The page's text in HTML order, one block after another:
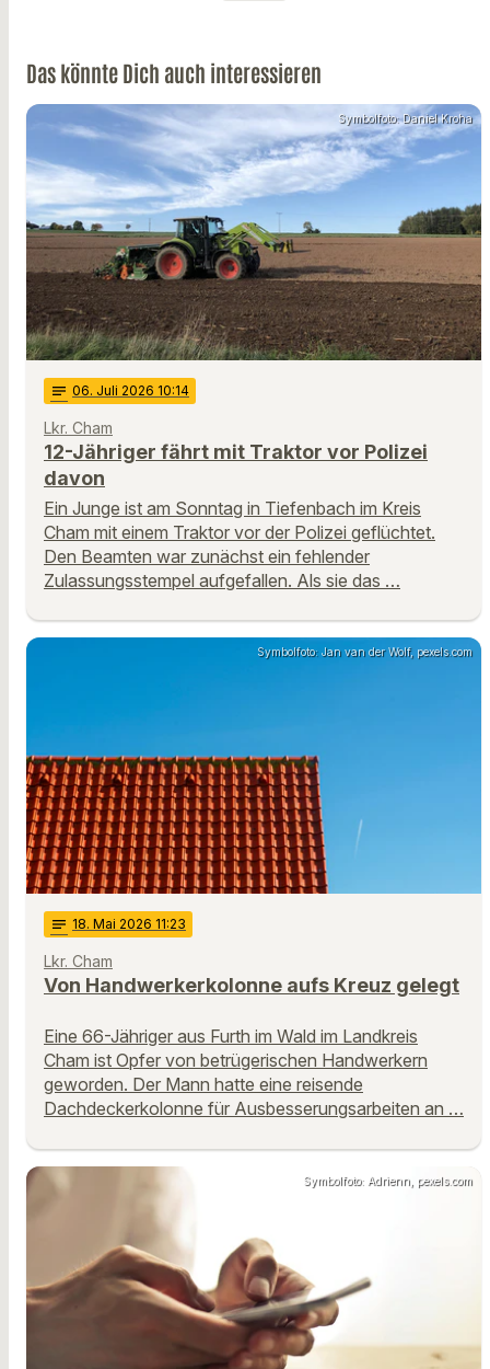
Das könnte Dich auch interessieren
Symbolfoto: Daniel Kroha
notes 06. Juli 2026 10:14
Lkr. Cham
12-Jähriger fährt mit Traktor vor Polizei
davon
Ein Junge ist am Sonntag in Tiefenbach im Kreis
Cham mit einem Traktor vor der Polizei geflüchtet.
Den Beamten war zunächst ein fehlender
Zulassungsstempel aufgefallen. Als sie das …
Symbolfoto: Jan van der Wolf, pexels.com
notes 18. Mai 2026 11:23
Lkr. Cham
Von Handwerkerkolonne aufs Kreuz gelegt
Eine 66-Jähriger aus Furth im Wald im Landkreis
Cham ist Opfer von betrügerischen Handwerkern
geworden. Der Mann hatte eine reisende
Dachdeckerkolonne für Ausbesserungsarbeiten an …
Symbolfoto: Adrienn, pexels.com